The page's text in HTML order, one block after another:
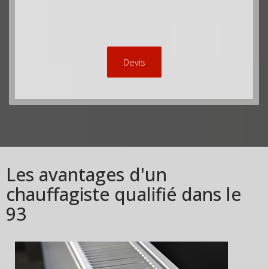
Devis
Les avantages d'un
chauffagiste qualifié dans le
93